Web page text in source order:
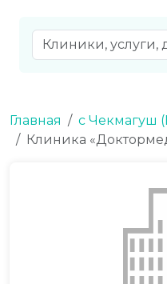
Главная
с Чекмагуш
Клиника